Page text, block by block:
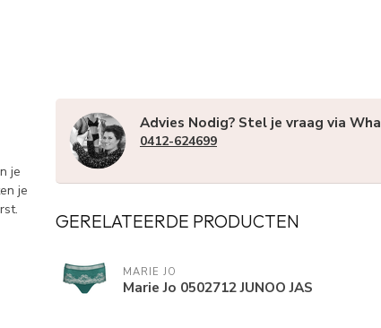
je
je
Advies Nodig? Stel je vraag via
0412-624699
GERELATEERDE PRODUCTEN
MARIE JO
Marie Jo 0502712 JUNOO JAS